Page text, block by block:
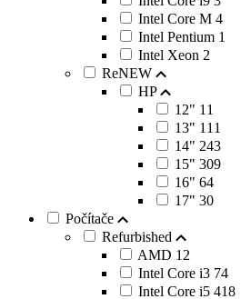
Intel Core M 4
Intel Pentium 1
Intel Xeon 2
ReNEW
HP
12" 11
13" 111
14" 243
15" 309
16" 64
17" 30
Počítače
Refurbished
AMD 12
Intel Core i3 74
Intel Core i5 418